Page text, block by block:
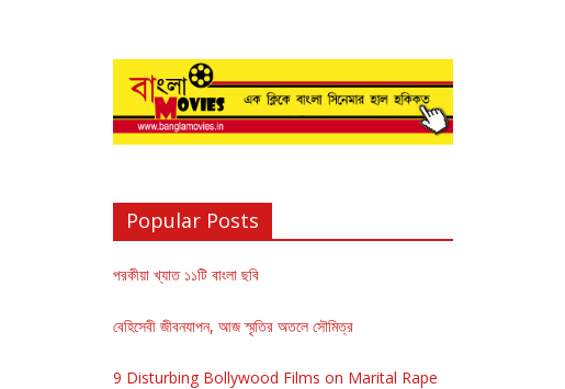
Popular Posts
পরকীয়া খ্যাত ১১টি বাংলা ছবি
বেহিসেবী জীবনযাপন, আজ স্মৃতির অতলে সৌমিত্র
9 Disturbing Bollywood Films on Marital Rape